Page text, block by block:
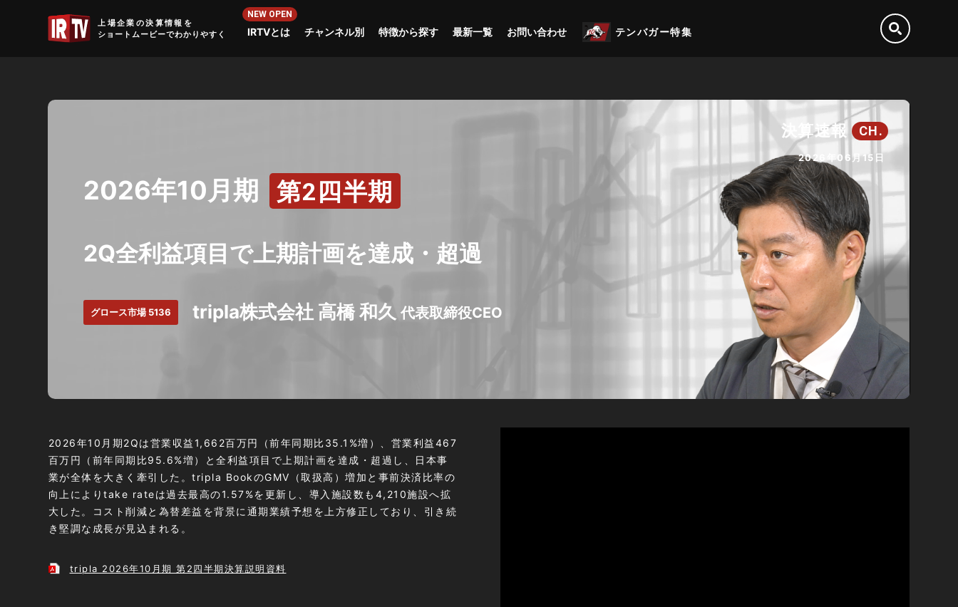
上場企業の決算情報を
ショートムービーでわかりやすく
IRTVとは チャンネル別 特徴から探す 最新一覧 お問い合わせ テンバガー特集
決算速報 CH.
2026年06月15日
2026年10月期 第2四半期
2Q全利益項目で上期計画を達成・超過
グロース市場 5136 tripla株式会社 高橋 和久代表取締役CEO
2026年10月期2Qは営業収益1,662百万円（前年同期比35.1%増）、営業利益467
百万円（前年同期比95.6%増）と全利益項目で上期計画を達成・超過し、日本事
業が全体を大きく牽引した。tripla BookのGMV（取扱高）増加と事前決済比率の
向上によりtake rateは過去最高の1.57%を更新し、導入施設数も4,210施設へ拡
大した。コスト削減と為替差益を背景に通期業績予想を上方修正しており、引き続
き堅調な成長が見込まれる。
tripla 2026年10月期 第2四半期決算説明資料